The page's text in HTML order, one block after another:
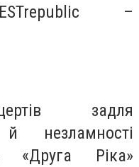
–
задля
незламності
«Друга Ріка»